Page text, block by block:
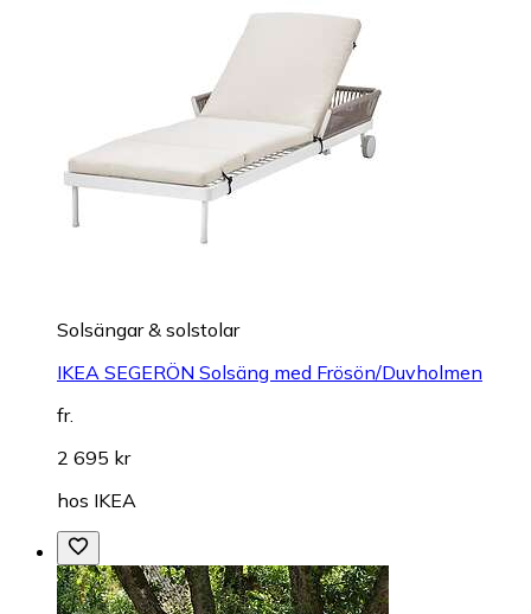
Solsängar & solstolar
IKEA SEGERÖN Solsäng med Frösön/Duvholmen
fr.
2 695 kr
hos IKEA